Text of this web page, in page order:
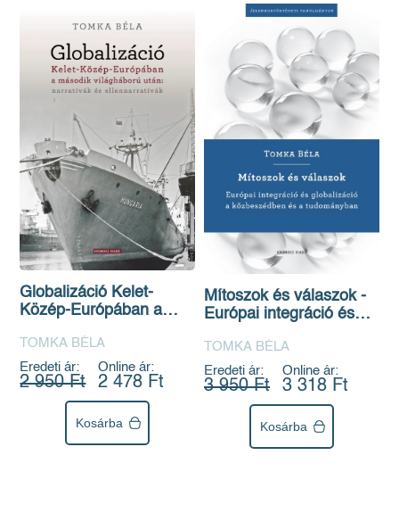
Globalizáció Kelet-
Közép-Európában a
után: narratívák és
ellennarratívák
TOMKA BÉLA
Eredeti ár:
2 950 Ft
Online ár:
2 478 Ft
Kosárba
Mítoszok és válaszok -
Európai integráció és
közbeszédben és a
tudományban
TOMKA BÉLA
Eredeti ár:
3 950 Ft
Online ár:
3 318 Ft
Kosárba